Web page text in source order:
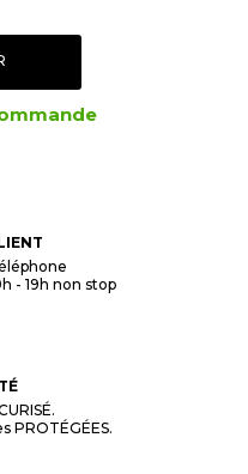
- 19h non stop
PROTÉGÉES.